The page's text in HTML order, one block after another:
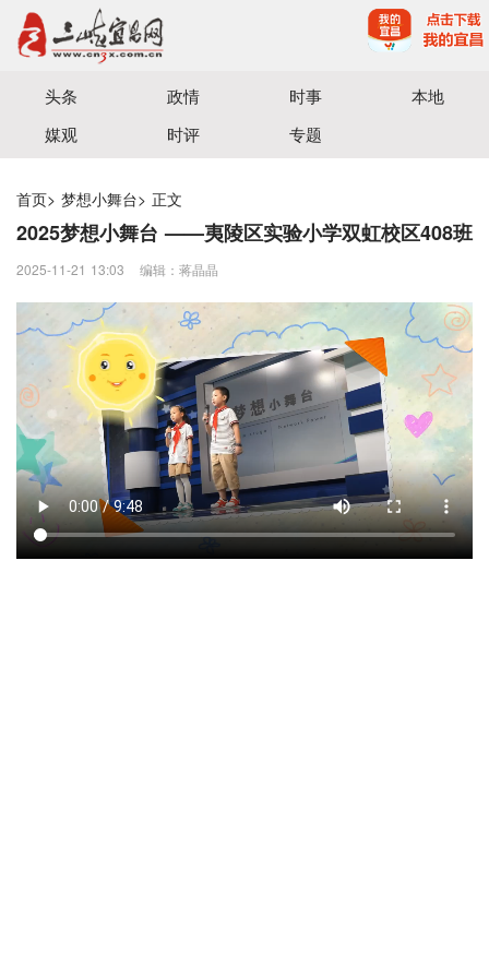
宜昌三峡融媒体中心主办
头条 政情 时事
本地
媒观
时评 专题
首页> 梦想小舞台> 正文
2025梦想小舞台 ——夷陵区实验小学双虹校区408班
2025-11-21 13:03 编辑：蒋晶晶